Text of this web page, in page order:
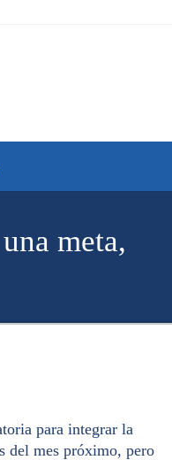
meta,
para integrar la
del mes próximo, pero